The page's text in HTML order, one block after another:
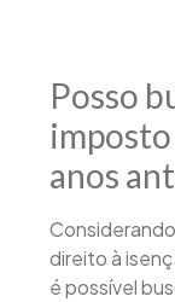
Posso
anos
direito à
é possível